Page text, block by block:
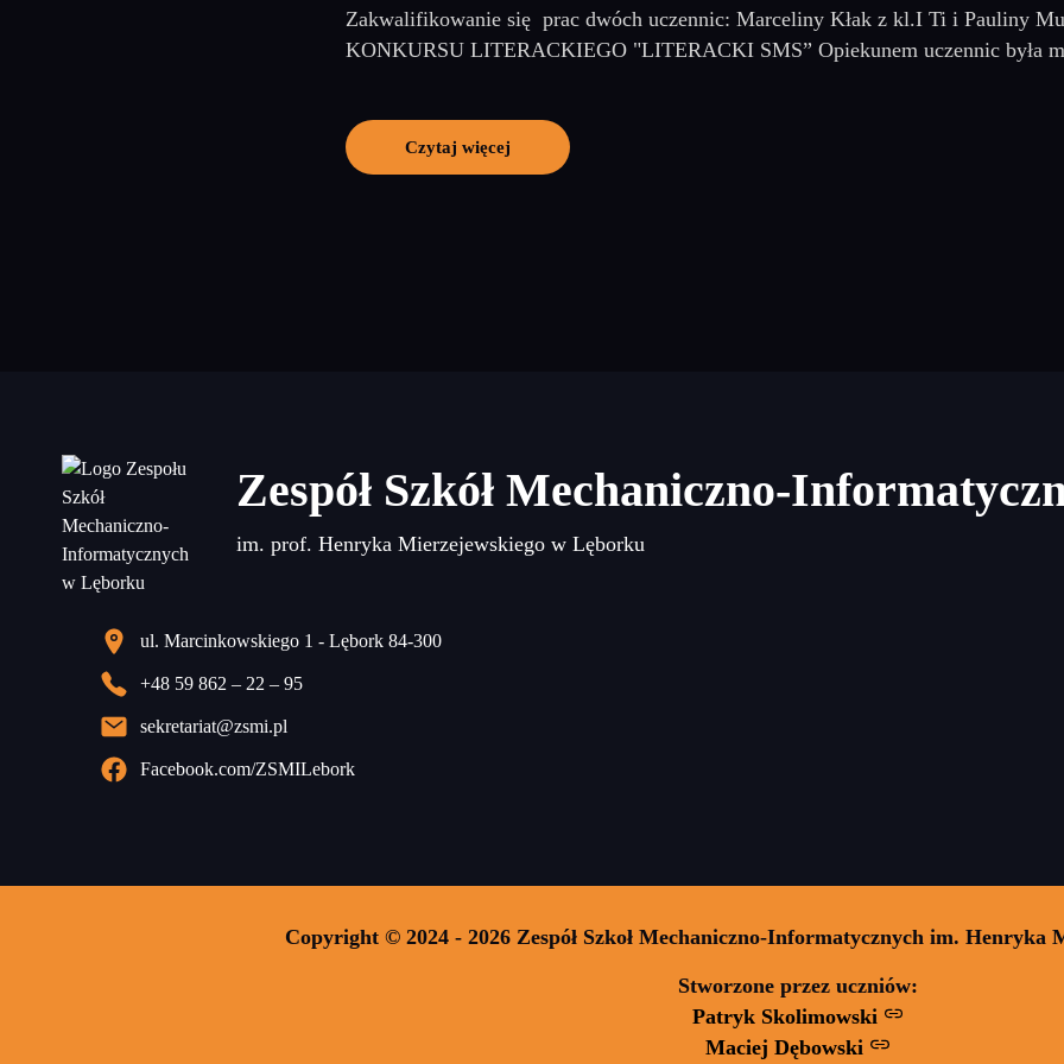
Zakwalifikowanie się prac dwóch uczennic: Marceliny Kłak z kl.I Ti i Pauliny
KONKURSU LITERACKIEGO "LITERACKI SMS” Opiekunem uczennic była
Czytaj więcej
Zespół Szkół Mechaniczno-
im. prof. Henryka Mierzejewskiego w Lęborku
ul. Marcinkowskiego 1 - Lębork 84-300
+48 59 862 – 22 – 95
sekretariat@zsmi.pl
Facebook.com/ZSMILebork
Copyright © 2024 - 2026 Zespół Szkoł Mechaniczno-Informatycznych im. Henryka
Stworzone przez uczniów:
Patryk Skolimowski
Maciej Dębowski